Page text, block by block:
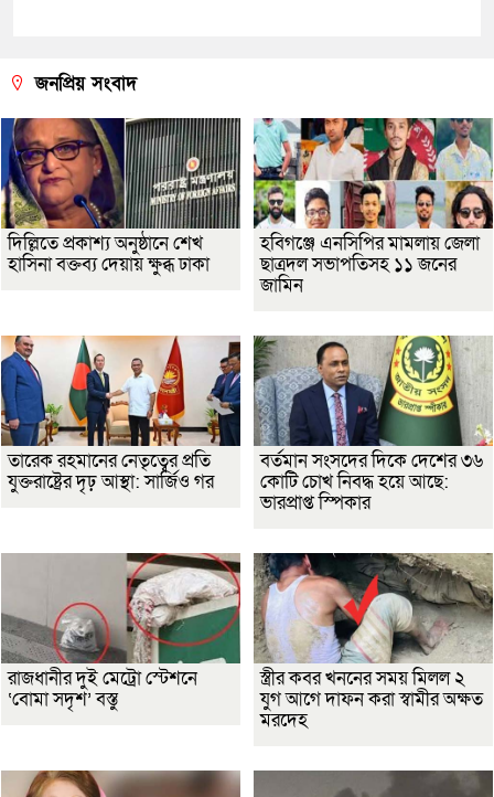
জনপ্রিয় সংবাদ
দিল্লিতে প্রকাশ্য অনুষ্ঠানে শেখ
হাসিনা বক্তব্য দেয়ায় ক্ষুব্ধ ঢাকা
হবিগঞ্জে এনসিপির মামলায় জেলা
ছাত্রদল সভাপতিসহ ১১ জনের
জামিন
তারেক রহমানের নেতৃত্বের প্রতি
যুক্তরাষ্ট্রের দৃঢ় আস্থা: সার্জিও গর
বর্তমান সংসদের দিকে দেশের ৩৬
কোটি চোখ নিবদ্ধ হয়ে আছে:
ভারপ্রাপ্ত স্পিকার
রাজধানীর দুই মেট্রো স্টেশনে
‘বোমা সদৃশ’ বস্তু
স্ত্রীর কবর খননের সময় মিলল ২
যুগ আগে দাফন করা স্বামীর অক্ষত
মরদেহ